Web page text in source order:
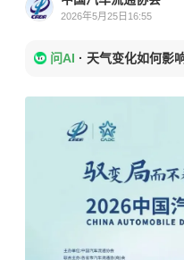
2026年5月25日16:55
问AI · 天气变化如何影